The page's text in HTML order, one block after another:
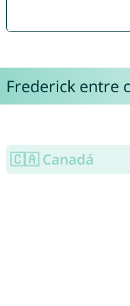
Frederick entre
🇨🇦 Canadá